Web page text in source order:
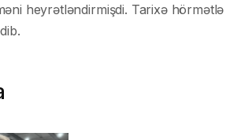
heyrətləndirmişdi. Tarixə